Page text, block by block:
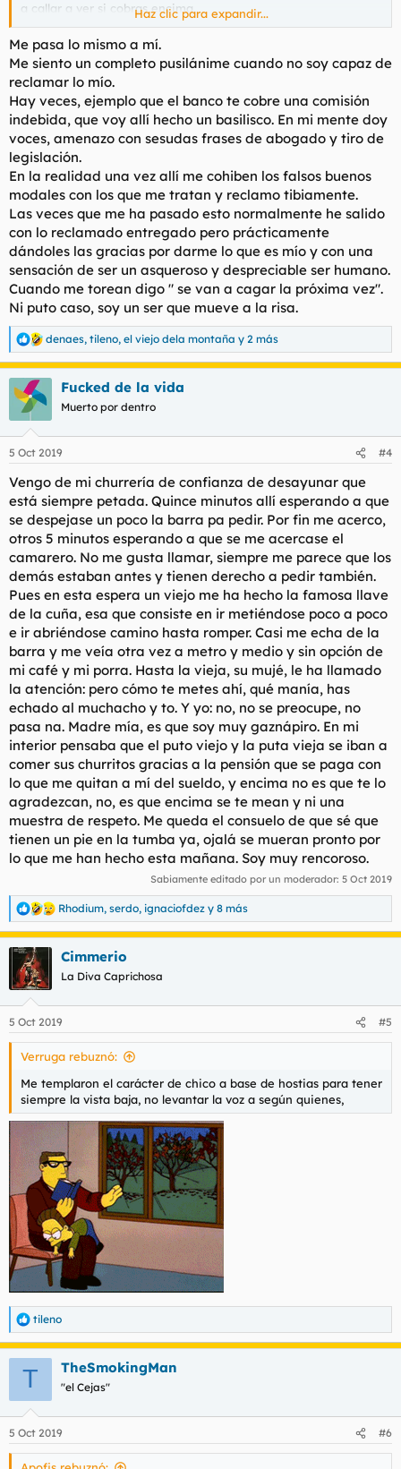
a callar a ver si cobras encima.
Ya lo pasaba mal cuando el frutero me echaba una o dos
piezas pochas, que me daba apuro decirle que las quitase y
muchas veces tragaba por no abrir la boca. Soy así de sumiso,
de servil, de conformista. Me templaron el carácter de chico a
base de hostias para tener siempre la vista baja, no levantar la
voz a según quienes, llamar de usted y de don a los de arriba,
en fin. Que me gustaría poder reclamar y ser de esos payasos,
joder.
Haz clic para expandir...
Me pasa lo mismo a mí.
Me siento un completo pusilánime cuando no soy capaz de
reclamar lo mío.
Hay veces, ejemplo que el banco te cobre una comisión
indebida, que voy allí hecho un basilisco. En mi mente doy
voces, amenazo con sesudas frases de abogado y tiro de
legislación.
En la realidad una vez allí me cohiben los falsos buenos
modales con los que me tratan y reclamo tibiamente.
Las veces que me ha pasado esto normalmente he salido
con lo reclamado entregado pero prácticamente
dándoles las gracias por darme lo que es mío y con una
sensación de ser un asqueroso y despreciable ser humano.
Cuando me torean digo " se van a cagar la próxima vez".
Ni puto caso, soy un ser que mueve a la risa.
R
e
a
c
c
e
:
denaes, tileno, el viejo dela montaña y 2 más
Fucked de la vida
Muerto por dentro
5 Oct 2019 #4
Vengo de mi churrería de confianza de desayunar que
está siempre petada. Quince minutos allí esperando a que
se despejase un poco la barra pa pedir. Por fin me acerco,
otros 5 minutos esperando a que se me acercase el
camarero. No me gusta llamar, siempre me parece que los
demás estaban antes y tienen derecho a pedir también.
Pues en esta espera un viejo me ha hecho la famosa llave
de la cuña, esa que consiste en ir metiéndose poco a poco
e ir abriéndose camino hasta romper. Casi me echa de la
barra y me veía otra vez a metro y medio y sin opción de
mi café y mi porra. Hasta la vieja, su mujé, le ha llamado
la atención: pero cómo te metes ahí, qué manía, has
echado al muchacho y to. Y yo: no, no se preocupe, no
pasa na. Madre mía, es que soy muy gaznápiro. En mi
interior pensaba que el puto viejo y la puta vieja se iban a
comer sus churritos gracias a la pensión que se paga con
lo que me quitan a mí del sueldo, y encima no es que te lo
agradezcan, no, es que encima se te mean y ni una
muestra de respeto. Me queda el consuelo de que sé que
tienen un pie en la tumba ya, ojalá se mueran pronto por
lo que me han hecho esta mañana. Soy muy rencoroso.
Sabiamente editado por un moderador: 5 Oct 2019
R
e
a
c
c
i
e
s
Rhodium, serdo, ignaciofdez y 8 más
Cimmerio
La Diva Caprichosa
5 Oct 2019 #5
Verruga rebuznó:
Me templaron el carácter de chico a base de hostias para tener
siempre la vista baja, no levantar la voz a según quienes,
R
e
a
e
s
tileno
T TheSmokingMan
"el Cejas"
5 Oct 2019 #6